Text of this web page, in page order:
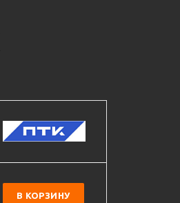
В КОРЗИНУ